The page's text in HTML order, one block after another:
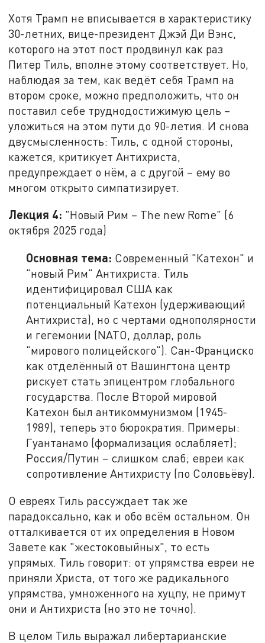
Хотя Трамп не вписывается в характеристику
30-летних, вице-президент Джэй Ди Вэнс,
которого на этот пост продвинул как раз
Питер Тиль, вполне этому соответствует. Но,
наблюдая за тем, как ведёт себя Трамп на
втором сроке, можно предположить, что он
поставил себе труднодостижимую цель –
уложиться на этом пути до 90-летия. И снова
двусмысленность: Тиль, с одной стороны,
кажется, критикует Антихриста,
предупреждает о нём, а с другой – ему во
многом открыто симпатизирует.
Лекция 4: "Новый Рим – The new Rome" (6
октября 2025 года)
Основная тема: Современный "Катехон" и
"новый Рим" Антихриста. Тиль
идентифицировал США как
потенциальный Катехон (удерживающий
Антихриста), но с чертами однополярности
и гегемонии (NATO, доллар, роль
"мирового полицейского"). Сан-Франциско
как отделённый от Вашингтона центр
рискует стать эпицентром глобального
государства. После Второй мировой
Катехон был антикоммунизмом (1945-
1989), теперь это бюрократия. Примеры:
Гуантанамо (формализация ослабляет);
Россия/Путин – слишком слаб; евреи как
сопротивление Антихристу (по Соловьёву).
О евреях Тиль рассуждает так же
парадоксально, как и обо всём остальном. Он
отталкивается от их определения в Новом
Завете как "жестоковыйных", то есть
упрямых. Тиль говорит: от упрямства евреи не
приняли Христа, от того же радикального
упрямства, умноженного на хуцпу, не примут
они и Антихриста (но это не точно).
В целом Тиль выражал либертарианские